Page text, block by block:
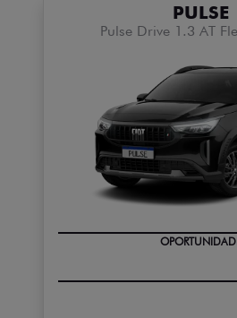
PULSE
Pulse Drive 1.3 AT